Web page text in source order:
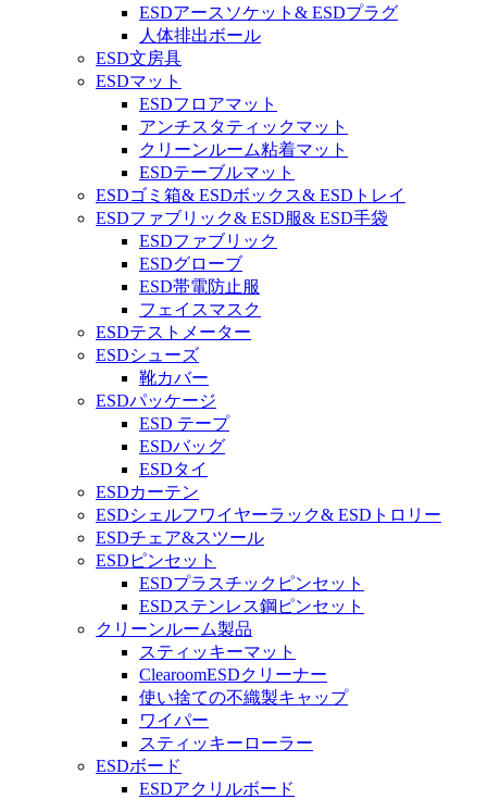
ESDアースソケット& ESDプラグ
人体排出ボール
ESD文房具
ESDマット
ESDフロアマット
アンチスタティックマット
クリーンルーム粘着マット
ESDテーブルマット
ESDゴミ箱& ESDボックス& ESDトレイ
ESDファブリック& ESD服& ESD手袋
ESDファブリック
ESDグローブ
ESD帯電防止服
フェイスマスク
ESDテストメーター
ESDシューズ
靴カバー
ESDパッケージ
ESD テープ
ESDバッグ
ESDタイ
ESDカーテン
ESDシェルフワイヤーラック& ESDトロリー
ESDチェア&スツール
ESDピンセット
ESDプラスチックピンセット
ESDステンレス鋼ピンセット
クリーンルーム製品
スティッキーマット
ClearoomESDクリーナー
使い捨ての不織製キャップ
ワイパー
スティッキーローラー
ESDボード
ESDアクリルボード